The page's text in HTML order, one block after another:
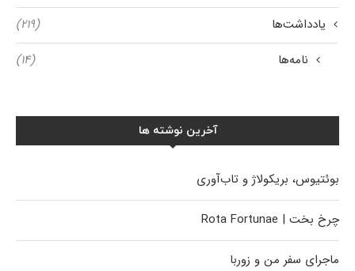
یادداشت‌ها
(۲۱۹)
نامه‌ها
(۱۴)
آخرین نوشته ها
بوئتیوس، بریکولاژ و تاب‌آوری
چرخ بخت | Rota Fortunae
ماجرای سفر من و زوربا